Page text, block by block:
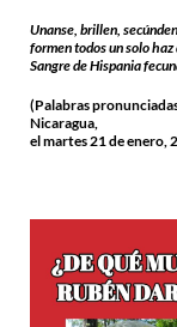
Unanse, brillen,
formen todos un solo
Sangre de Hispania
(Palabras
Nicaragua,
el martes 21 de enero,